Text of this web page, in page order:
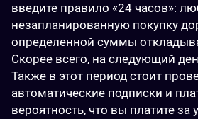
введите правило «24 часов»:
незапланированную покупку
определенной суммы
Скорее всего, на следующий
Также в этот период стоит
автоматические подписки и
вероятность, что вы платите за